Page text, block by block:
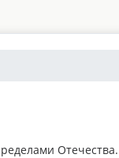
Отечества.